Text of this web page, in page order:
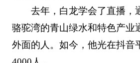
去年，白龙学会了直播，
骆驼湾的青山绿水和特色产业
外面的人。如今，他光在抖音